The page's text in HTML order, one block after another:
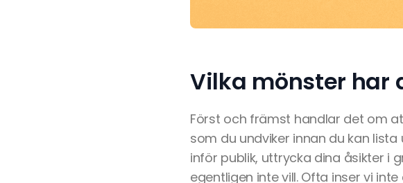
Vilka mönster har
Först och främst handlar det om
som du undviker innan du kan
inför publik, uttrycka dina åsikter i
egentligen inte vill. Ofta inser vi